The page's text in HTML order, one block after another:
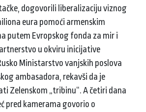
dogovorili liberalizaciju viznog
eura pomoći armenskim
putem Evropskog fonda za mir i
u okviru inicijative
Ministarstvo vanjskih poslova
ambasadora, rekavši da je
Zelenskom „tribinu“. A četiri dana
pred kamerama govorio o